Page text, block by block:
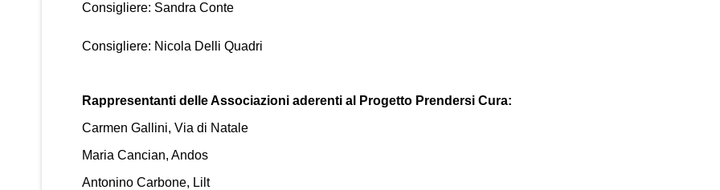
Consigliere: Sandra Conte
Consigliere: Nicola Delli Quadri
Rappresentanti delle Associazioni aderenti al Progetto Prendersi Cura:
Carmen Gallini, Via di Natale
Maria Cancian, Andos
Antonino Carbone, Lilt